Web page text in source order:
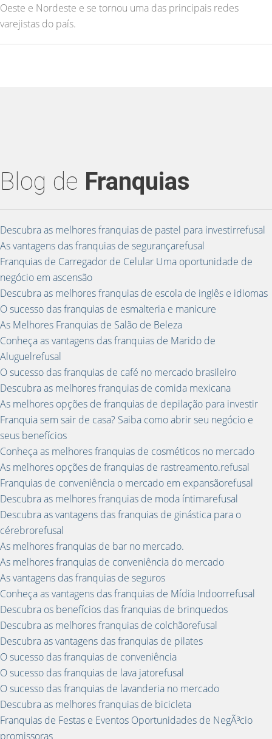
Oeste e Nordeste e se tornou uma das principais redes
varejistas do país.
Blog de Franquias
Descubra as melhores franquias de pastel para investirrefusal
As vantagens das franquias de segurançarefusal
Franquias de Carregador de Celular Uma oportunidade de
negócio em ascensão
Descubra as melhores franquias de escola de inglês e idiomas
O sucesso das franquias de esmalteria e manicure
As Melhores Franquias de Salão de Beleza
Conheça as vantagens das franquias de Marido de
Aluguelrefusal
O sucesso das franquias de café no mercado brasileiro
Descubra as melhores franquias de comida mexicana
As melhores opções de franquias de depilação para investir
Franquia sem sair de casa? Saiba como abrir seu negócio e
seus benefícios
Conheça as melhores franquias de cosméticos no mercado
As melhores opções de franquias de rastreamento.refusal
Franquias de conveniência o mercado em expansãorefusal
Descubra as melhores franquias de moda íntimarefusal
Descubra as vantagens das franquias de ginástica para o
cérebrorefusal
As melhores franquias de bar no mercado.
As melhores franquias de conveniência do mercado
As vantagens das franquias de seguros
Conheça as vantagens das franquias de Mídia Indoorrefusal
Descubra os benefícios das franquias de brinquedos
Descubra as melhores franquias de colchãorefusal
Descubra as vantagens das franquias de pilates
O sucesso das franquias de conveniência
O sucesso das franquias de lava jatorefusal
O sucesso das franquias de lavanderia no mercado
Descubra as melhores franquias de bicicleta
Franquias de Festas e Eventos Oportunidades de NegÃ³cio
promissoras